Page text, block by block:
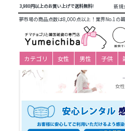
3,980円以上のお買い上げで送料無料! 新規
夢市場の商品点数は8,000点以上！業界No.1の
カテゴリ 女性 男性 子供
商品カテゴリ一覧>仕立て済み衣
ンタルチョゴリ>女性シルクレンタ
チマチョゴリレンタル韓服シルク-バ